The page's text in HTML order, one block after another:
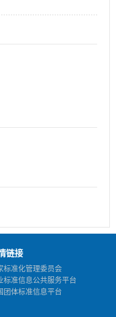
链接
标准化管理委员会
标准信息公共服务平台
团体标准信息平台